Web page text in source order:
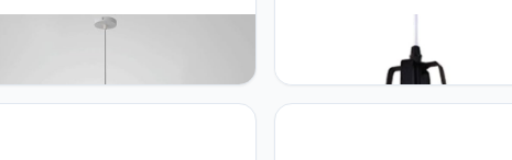
Metalen Kap Verstelbare
Lichtpunt, Voor Keuken
E27 Voet, Metalen
Industriële Stijl, Kroonluchter
Lampenkappen, Voor Keuken